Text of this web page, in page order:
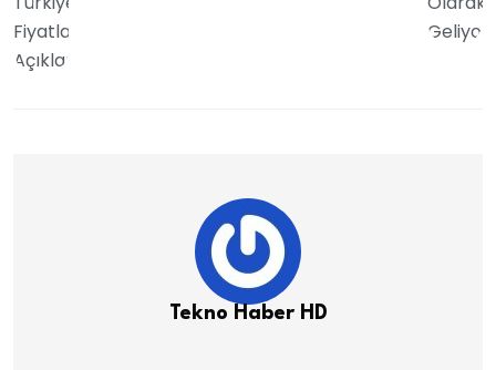
Tekno Haber HD